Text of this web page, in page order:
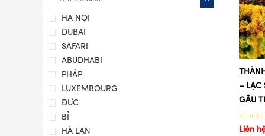
HÀ NỘI
DUBAI
SAFARI
ABUDHABI
PHÁP
LUXEMBOURG
ĐỨC
BỈ
HÀ LAN
– LẠC
GẤU
Liên